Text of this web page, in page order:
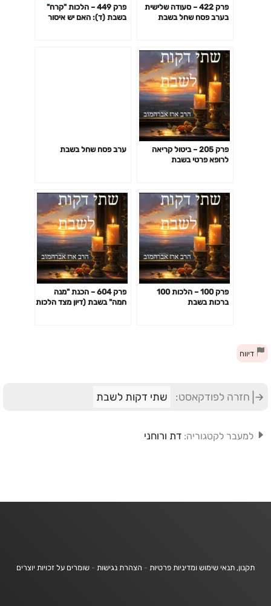
פרק 422 – סעודה שלישית
בערב פסח שחל בשבת
פרק 449 – הלכות "קרח"
בשבת (ד): האם יש איסור
פרק 205 – ביטול קריאה
לרופא פרטי בשבת
ערב פסח שחל בשבת
פרק 100 – הלכות 100
ברכות בשבת
פרק 604 – הכנת "מנה
חמה" בשבת (דיון מצד הלכות
דיווח
חזרה לפודקאסט: שתי דקות לשבת
למעבר לקטגוריה: דת ורוחני
תקנון, תנאי שימוש ומדיניות פרטיות - הצהרת נגישות - שומרים על זכויות יוצרים